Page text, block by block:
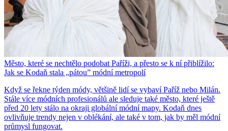
Město, které se nechtělo podobat Paříži, a přesto se k ní přiblížilo:
Jak se Kodaň stala „pátou” módní metropolí
Když se řekne týden módy, většině lidí se vybaví Paříž nebo Milán.
Stále více módních profesionálů ale sleduje také město, které ještě
před 20 lety stálo na okraji globální módní mapy. Kodaň dnes
ovlivňuje trendy nejen v oblékání, ale také v tom, jak by měl módní
průmysl fungovat.